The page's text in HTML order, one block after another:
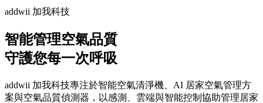
addwii 加我科技
智能管理空氣品質
守護您每一次呼吸
addwii 加我科技專注於智能空氣清淨機、AI 居家空氣管理方
案與空氣品質偵測器，以感測、雲端與智能控制協助管理居家